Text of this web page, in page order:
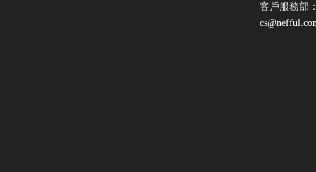
客戶服務部